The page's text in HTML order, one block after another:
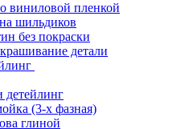
виниловой пленкой
шильдиков
без покраски
детали
детейлинг
(3-х фазная)
глиной